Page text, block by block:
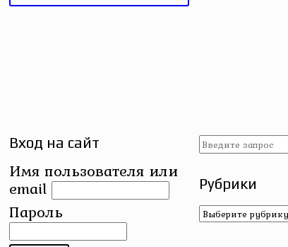
Вход на сайт
Имя пользователя или
email
Пароль
Рубрики
Рубрики